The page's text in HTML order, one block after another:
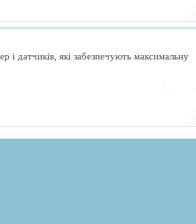
і датчиків, які забезпечують максимальну